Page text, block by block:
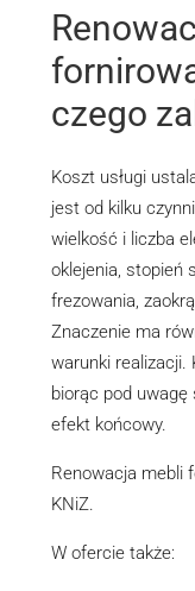
czego
Koszt usługi
jest od kilku
wielkość i liczba
oklejenia, stopień
frezowania,
Znaczenie ma
warunki realizacji.
biorąc pod uwagę
efekt końcowy.
Renowacja mebli
KNiZ.
W ofercie także: